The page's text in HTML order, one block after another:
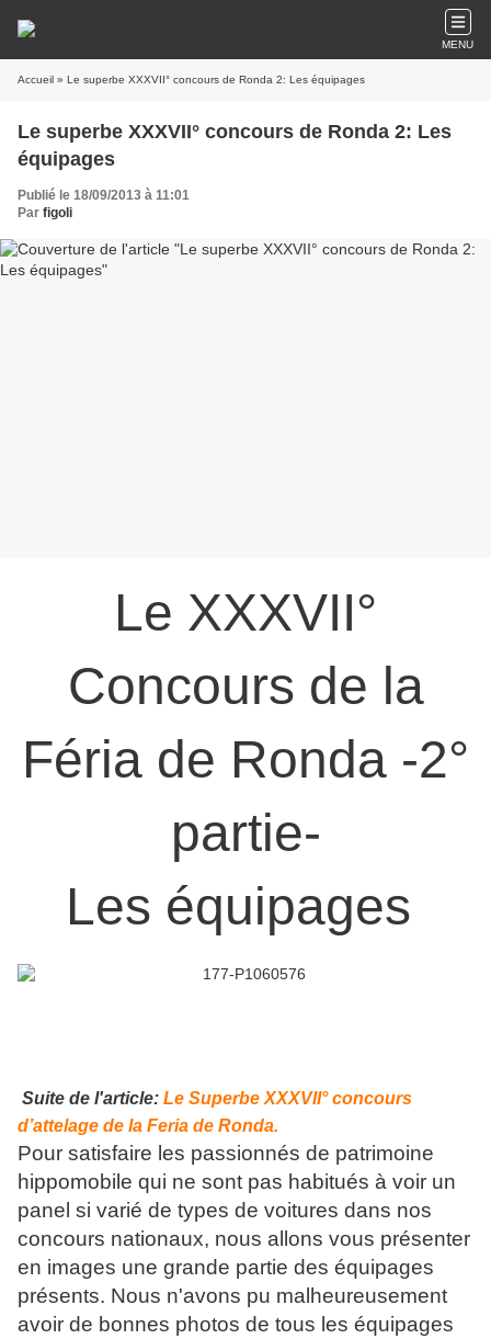
MENU
Accueil » Le superbe XXXVII° concours de Ronda 2: Les équipages
Le superbe XXXVII° concours de Ronda 2: Les
équipages
Publié le 18/09/2013 à 11:01
Par figoli
Le XXXVII°
Concours de la
Féria de Ronda -2°
partie-
Les équipages
Suite de l'article: Le Superbe XXXVII° concours
d’attelage de la Feria de Ronda.
Pour satisfaire les passionnés de patrimoine
hippomobile qui ne sont pas habitués à voir un
panel si varié de types de voitures dans nos
concours nationaux, nous allons vous présenter
en images une grande partie des équipages
présents. Nous n'avons pu malheureusement
avoir de bonnes photos de tous les équipages